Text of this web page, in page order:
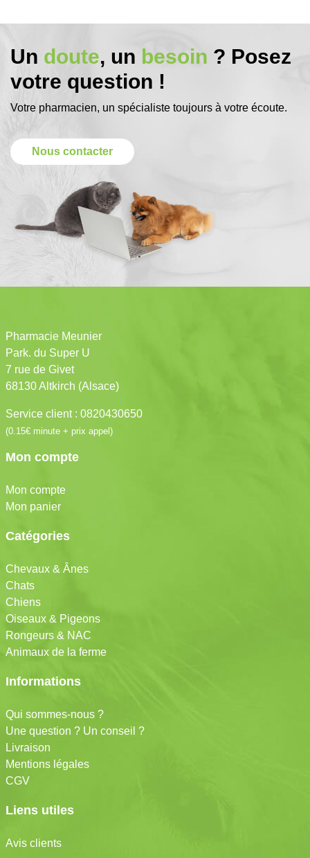
Un doute, un besoin ? Posez
votre question !
Votre pharmacien, un spécialiste toujours à votre écoute.
Nous contacter
Pharmacie Meunier
Park. du Super U
7 rue de Givet
68130 Altkirch (Alsace)
Service client : 0820430650
(0.15€ minute + prix appel)
Mon compte
Mon compte
Mon panier
Catégories
Chevaux & Ânes
Chats
Chiens
Oiseaux & Pigeons
Rongeurs & NAC
Animaux de la ferme
Informations
Qui sommes-nous ?
Une question ? Un conseil ?
Livraison
Mentions légales
CGV
Liens utiles
Avis clients